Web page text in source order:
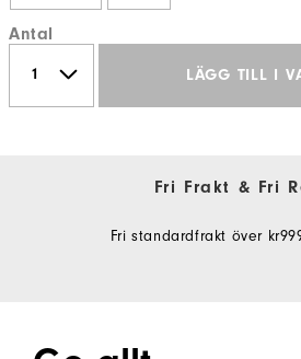
Antal
LÄGG TILL I
Fri Frakt & Fri
Fri standardfrakt över